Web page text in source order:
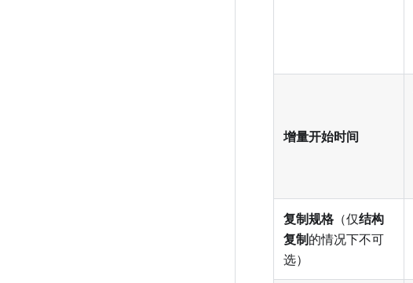
增量开始时间
复制规格（仅结构
复制的情况下不可
选）